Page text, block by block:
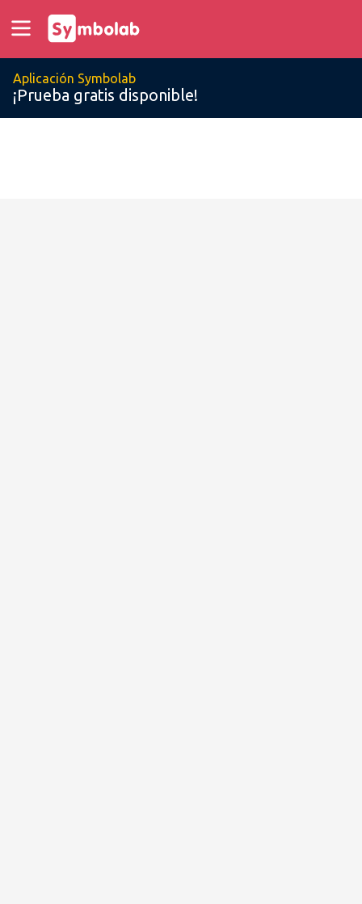
Aplicación Symbolab
¡Prueba gratis disponible!